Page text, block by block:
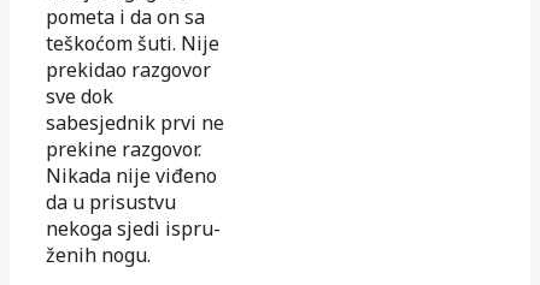
pometa i da on sa
teškoćom šuti. Nije
pre­kidao razgovor
sve dok
sabesjednik prvi ne
prekine raz­go­­vor.
Ni­kada nije viđeno
da u prisustvu
nekoga sjedi ispru­
že­nih nogu.